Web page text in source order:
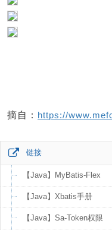
摘自： https://
链接
【Java】MyBatis-Flex
【Java】Xbatis手册
【Java】Sa-Token权限